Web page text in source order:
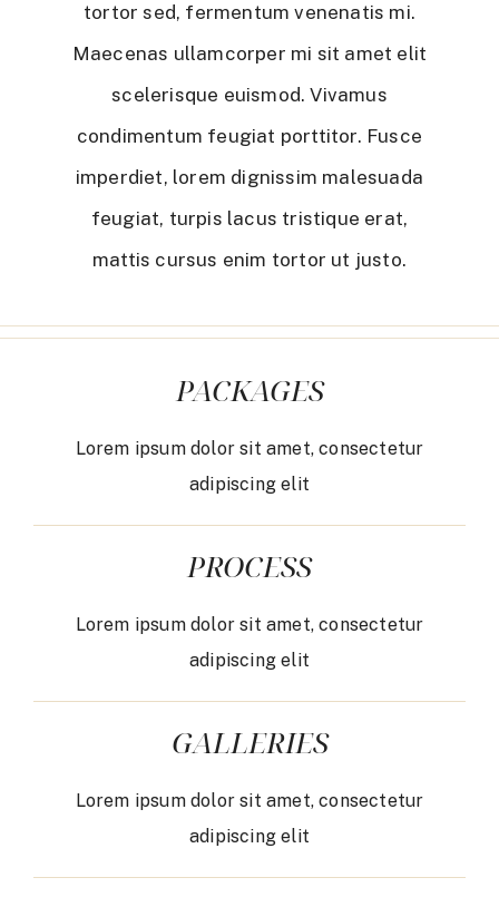
tortor sed, fermentum venenatis mi.
Maecenas ullamcorper mi sit amet elit
scelerisque euismod. Vivamus
condimentum feugiat porttitor. Fusce
imperdiet, lorem dignissim malesuada
feugiat, turpis lacus tristique erat,
mattis cursus enim tortor ut justo.
PACKAGES
Lorem ipsum dolor sit amet, consectetur
adipiscing elit
PROCESS
Lorem ipsum dolor sit amet, consectetur
adipiscing elit
GALLERIES
Lorem ipsum dolor sit amet, consectetur
adipiscing elit